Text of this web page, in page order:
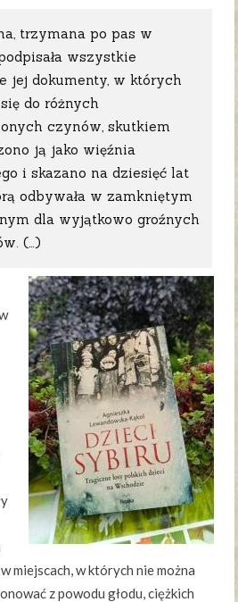
trzymana po pas w
wszystkie
jej dokumenty, w których
do różnych
czynów, skutkiem
ją jako więźnia
i skazano na dziesięć lat
odbywała w zamkniętym
dla wyjątkowo groźnych
(…)
miejscach, w których nie można
z powodu głodu, ciężkich